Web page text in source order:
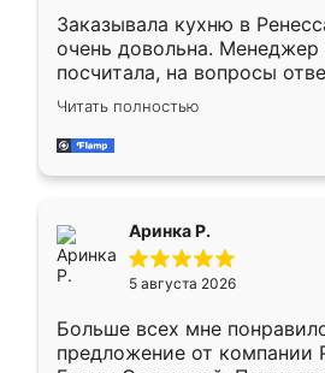
Заказывала кухню в
очень довольна. Менеджер
посчитала, на вопросы
Замерщик приехал в
делу со всей
за день, ребята работали
Читать полностью
Аринка Р.
5 августа 2026
Больше всех мне
предложение от компании